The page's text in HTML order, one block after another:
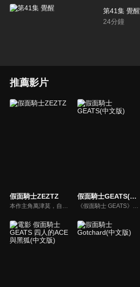
第41集 覺醒
24分鐘
推薦影片
假面騎士ZEZTZ 假面騎士GEATS(中文版)